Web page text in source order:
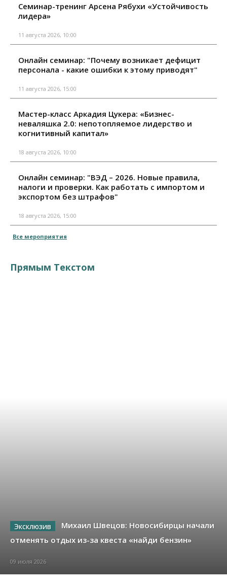
Семинар-тренинг Арсена Рябухи «Устойчивость
лидера»
11 августа 2026, 10:00
Онлайн семинар: "Почему возникает дефицит
персонала - какие ошибки к этому приводят"
11 августа 2026, 15:00
Мастер-класс Аркадия Цукера: «Бизнес-
неваляшка 2.0: непотопляемое лидерство и
когнитивный капитал»
18 августа 2026, 10:00
Онлайн семинар: "ВЭД – 2026. Новые правила,
налоги и проверки. Как работать с импортом и
экспортом без штрафов"
18 августа 2026, 15:00
Все мероприятия
Прямым Текстом
Михаил Швецов: Новосибирцы начали
отменять отдых из-за квеста «найди бензин»
09 июля 2026